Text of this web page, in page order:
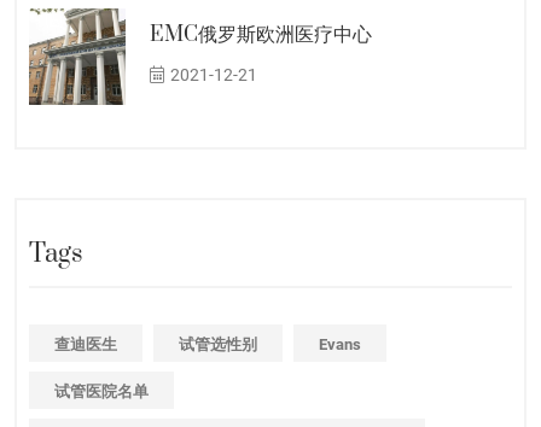
EMC俄罗斯欧洲医疗中心
2021-12-21
Tags
查迪医生 试管选性别 Evans
试管医院名单